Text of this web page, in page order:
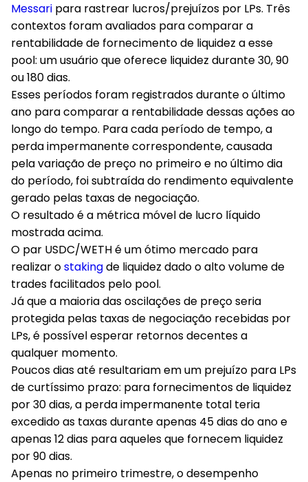
Messari para rastrear lucros/prejuízos por LPs. Três
contextos foram avaliados para comparar a
rentabilidade de fornecimento de liquidez a esse
pool: um usuário que oferece liquidez durante 30, 90
ou 180 dias.
Esses períodos foram registrados durante o último
ano para comparar a rentabilidade dessas ações ao
longo do tempo. Para cada período de tempo, a
perda impermanente correspondente, causada
pela variação de preço no primeiro e no último dia
do período, foi subtraída do rendimento equivalente
gerado pelas taxas de negociação.
O resultado é a métrica móvel de lucro líquido
mostrada acima.
O par USDC/WETH é um ótimo mercado para
realizar ostakingde liquidez dado o alto volume de
trades facilitados pelo pool.
Já que a maioria das oscilações de preço seria
protegida pelas taxas de negociação recebidas por
LPs, é possível esperar retornos decentes a
qualquer momento.
Poucos dias até resultariam em um prejuízo para LPs
de curtíssimo prazo: para fornecimentos de liquidez
por 30 dias, a perda impermanente total teria
excedido as taxas durante apenas 45 dias do ano e
apenas 12 dias para aqueles que fornecem liquidez
por 90 dias.
Apenas no primeiro trimestre, o desempenho